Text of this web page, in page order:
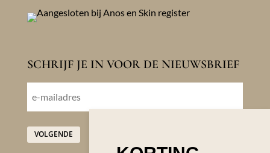
SCHRIJF JE IN VOOR DE NIEUWSBRIEF
VOLGENDE